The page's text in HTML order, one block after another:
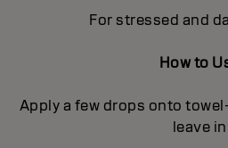
For stressed and
How to
Apply a few drops onto
leave in